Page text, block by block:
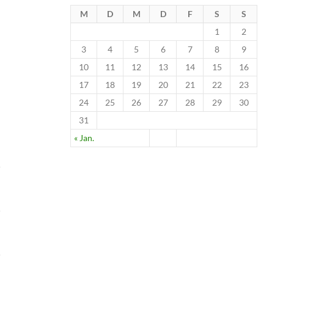
M D M D F S S
« Jan.
1
2
3
4 5 6 7 8
9
10
11 12 13 14 15
16
17
18 19 20 21 22
23
24
25 26 27 28 29
30
31